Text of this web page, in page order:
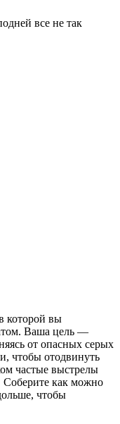
все не так
которой вы
Ваша цель —
от опасных серых
чтобы отодвинуть
частые выстрелы
Соберите как можно
чтобы